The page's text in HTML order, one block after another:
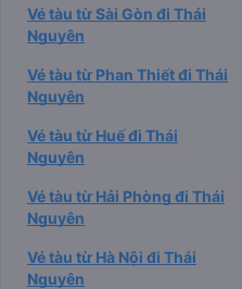
Vé tàu từ Sài Gòn đi Thái
Nguyên
Vé tàu từ Phan Thiết đi Thái
Nguyên
Vé tàu từ Huế đi Thái
Nguyên
Vé tàu từ Hải Phòng đi Thái
Nguyên
Vé tàu từ Hà Nội đi Thái
Nguyên